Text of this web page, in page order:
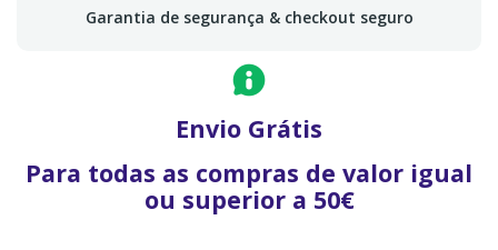
Garantia de segurança & checkout seguro
Envio Grátis
Para todas as compras de valor igual
ou superior a 50€